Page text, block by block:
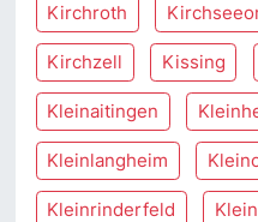
Kirchroth
Kirchzell Kissing
Kleinaitingen
Kleinlangheim
Kleinrinderfeld